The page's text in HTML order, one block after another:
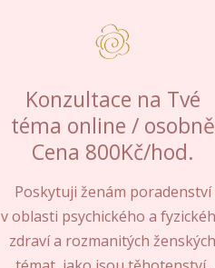
Konzultace na Tvé
téma online / osobně
Cena 800Kč/hod.
Poskytuji ženám poradenství
v oblasti psychického a
zdraví a rozmanitých